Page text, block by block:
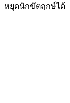
หยุดนักขัตฤกษ์ได้